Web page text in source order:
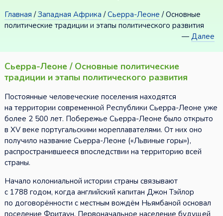
Главная /Западная Африка /Сьерра-Леоне / Основные
политические традиции и этапы политического развития
—Далее
Сьерра-Леоне / Основные политические
традиции и этапы политического развития
Постоянные человеческие поселения находятся
на территории современной Республики Сьерра-Леоне уже
более 2 500 лет. Побережье Сьерра-Леоне было открыто
в XV веке португальскими мореплавателями. От них оно
получило название Сьерра-Леоне («Львиные горы»),
распространившееся впоследствии на территорию всей
страны.
Начало колониальной истории страны связывают
с 1788 годом, когда английский капитан Джон Тэйлор
по договорённости с местным вождём Ньямбаной основал